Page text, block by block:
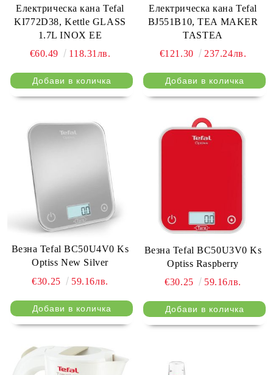
Електрическа кана Tefal
KI772D38, Kettle GLASS
1.7L INOX EE
€60.49
118.31лв.
Електрическа кана Tefal
BJ551B10, TEA MAKER
TASTEA
€121.30
237.24лв.
Везна Tefal BC50U4V0 Ks
Optiss New Silver
€30.25
59.16лв.
Везна Tefal BC50U3V0 Ks
Optiss Raspberry
€30.25
59.16лв.